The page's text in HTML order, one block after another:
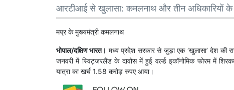
आरटीआई से खुलासा: कमलनाथ और तीन अधिकारियों के
मप्र के मुख्यमंत्री कमलनाथ
भोपाल/दक्षिण भारत। मध्य प्रदेश सरकार से जुड़ा एक ‘खुलासा’ देश की
जनवरी में स्विट्जरलैंड के दावोस में हुई वर्ल्ड इकॉनोमिक फोरम में
यात्रा का खर्च 1.58 करोड़ रुपए आया।